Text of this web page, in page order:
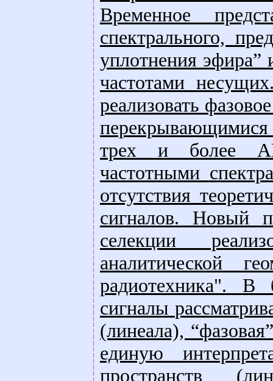
Временное
спектрального,
уплотнения эфира”
частотами
реализовать
трех и более
частотными
отсутствия
сигналов. Новый
селекции
аналитической
радиотехника". В
сигналы
(линеала),
единую
пространств